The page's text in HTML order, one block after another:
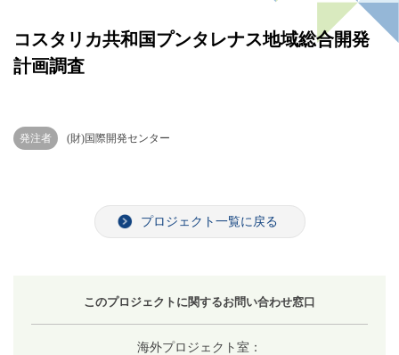
コスタリカ共和国プンタレナス地域総合開発
計画調査
発注者 (財)国際開発センター
プロジェクト一覧に戻る
このプロジェクトに関するお問い合わせ窓口
海外プロジェクト室：